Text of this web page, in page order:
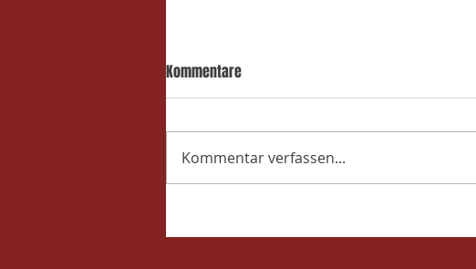
Kommentare
Kommentar verfassen...